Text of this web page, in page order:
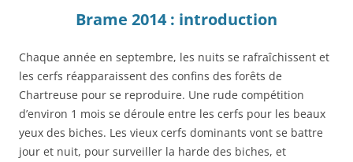
Brame 2014 : introduction
Chaque année en septembre, les nuits se rafraîchissent et
les cerfs réapparaissent des confins des forêts de
Chartreuse pour se reproduire. Une rude compétition
d’environ 1 mois se déroule entre les cerfs pour les beaux
yeux des biches. Les vieux cerfs dominants vont se battre
jour et nuit, pour surveiller la harde des biches, et